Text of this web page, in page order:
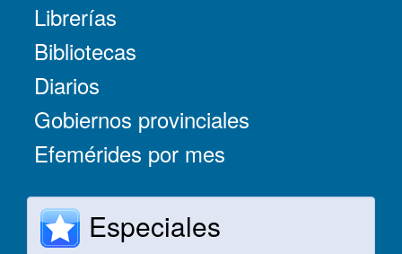
Librerías
Bibliotecas
Diarios
Gobiernos provinciales
Efemérides por mes
Especiales